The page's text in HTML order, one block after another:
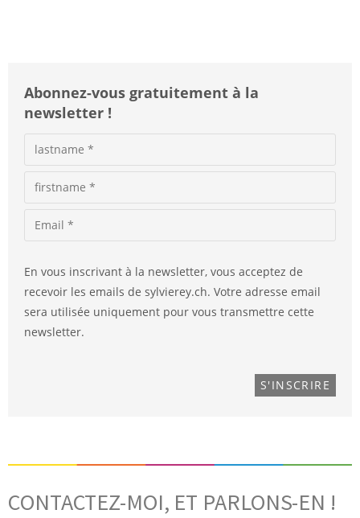
Abonnez-vous gratuitement à la
newsletter !
En vous inscrivant à la newsletter, vous acceptez de
recevoir les emails de sylvierey.ch. Votre adresse email
sera utilisée uniquement pour vous transmettre cette
newsletter.
CONTACTEZ-MOI, ET PARLONS-EN !